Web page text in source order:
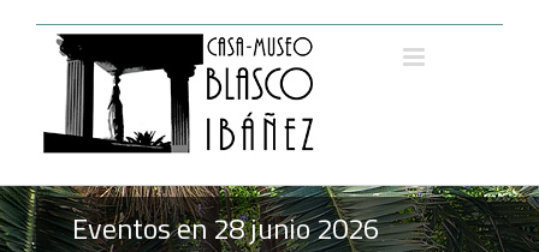
contenido
Eventos en 28 junio 2026